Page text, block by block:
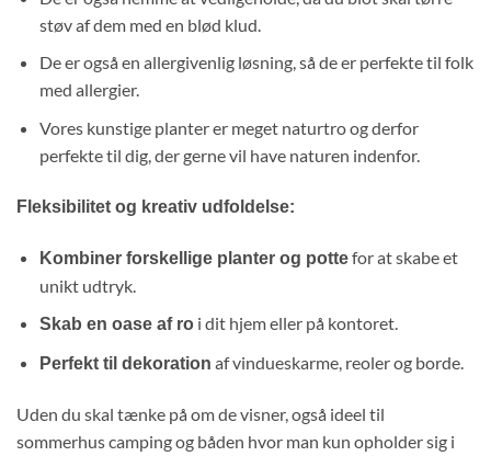
støv af dem med en blød klud.
De er også en allergivenlig løsning, så de er perfekte til folk
med allergier.
Vores kunstige planter er meget naturtro og derfor
perfekte til dig, der gerne vil have naturen indenfor.
Fleksibilitet og kreativ udfoldelse:
Kombiner forskellige planter og pottefor at skabe et
unikt udtryk.
Skab en oase af roi dit hjem eller på kontoret.
Perfekt til dekoration af vindueskarme, reoler og borde.
Uden du skal tænke på om de visner, også ideel til
sommerhus camping og båden hvor man kun opholder sig i